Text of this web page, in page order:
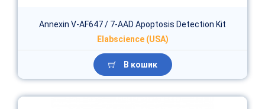
Annexin V-AF647 / 7-AAD Apoptosis Detection Kit
Elabscience (USA)
В кошик